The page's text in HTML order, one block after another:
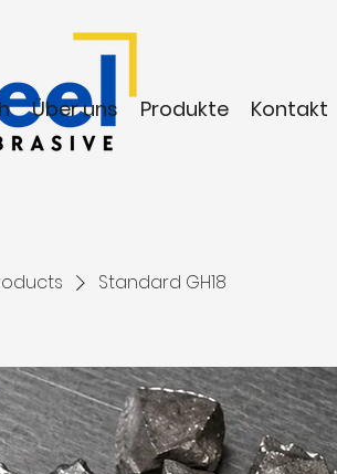
Über uns Produkte Kontakt
Standard GH18